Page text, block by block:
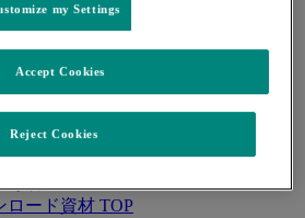
ガード®9/ガーダシル®
ニュバンス®（小児）
ディオン®
タバックス®-Ⅱ
ブリオ®
テック®
ロード資材 TOP
my Settings
Reject Cookies
Accept Cookies